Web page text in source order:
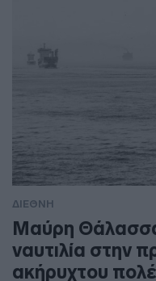
ΔΙΕΘΝΗ
Μαύρη
ναυτιλία στην
ακήρυχτου